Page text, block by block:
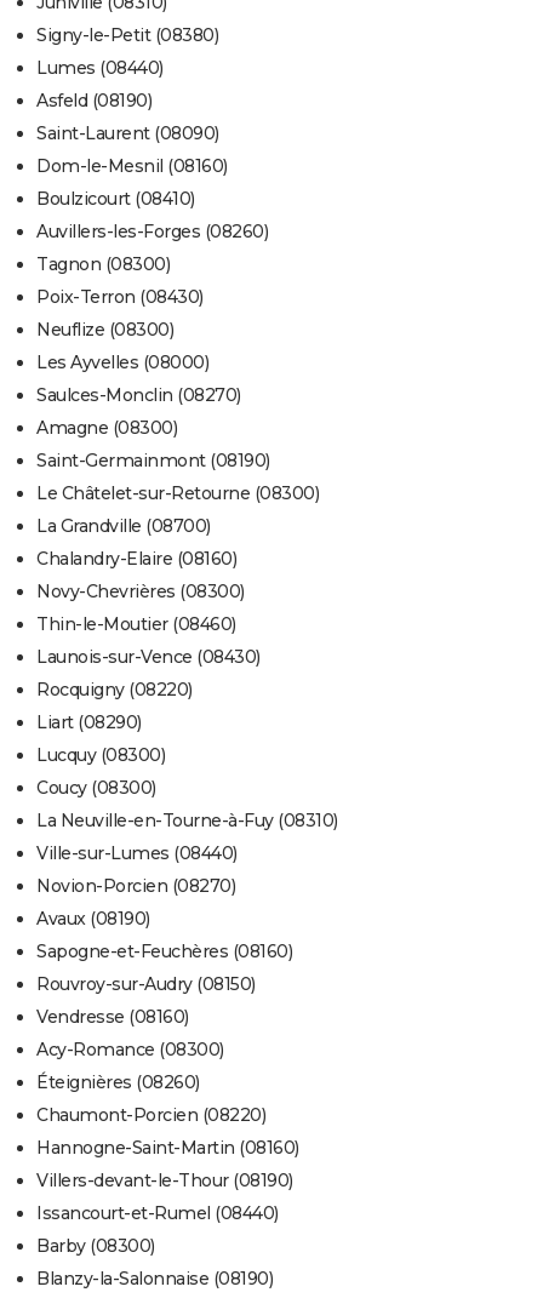
Signy-le-Petit (08380)
Lumes (08440)
Asfeld (08190)
Saint-Laurent (08090)
Dom-le-Mesnil (08160)
Boulzicourt (08410)
Auvillers-les-Forges (08260)
Tagnon (08300)
Poix-Terron (08430)
Neuflize (08300)
Les Ayvelles (08000)
Saulces-Monclin (08270)
Amagne (08300)
Saint-Germainmont (08190)
Le Châtelet-sur-Retourne (08300)
La Grandville (08700)
Chalandry-Elaire (08160)
Novy-Chevrières (08300)
Thin-le-Moutier (08460)
Launois-sur-Vence (08430)
Rocquigny (08220)
Liart (08290)
Lucquy (08300)
Coucy (08300)
La Neuville-en-Tourne-à-Fuy (08310)
Ville-sur-Lumes (08440)
Novion-Porcien (08270)
Avaux (08190)
Sapogne-et-Feuchères (08160)
Rouvroy-sur-Audry (08150)
Vendresse (08160)
Acy-Romance (08300)
Éteignières (08260)
Chaumont-Porcien (08220)
Hannogne-Saint-Martin (08160)
Villers-devant-le-Thour (08190)
Issancourt-et-Rumel (08440)
Barby (08300)
Blanzy-la-Salonnaise (08190)